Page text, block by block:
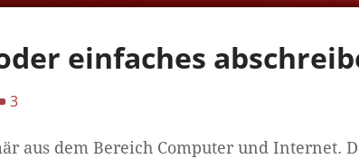
einfaches
3
aus dem Bereich Computer und Internet.